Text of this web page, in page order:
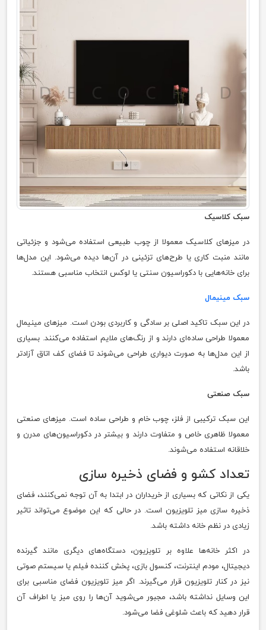
سبک کلاسیک
در میزهای کلاسیک معمولا از چوب طبیعی استفاده می‌شود و جزئیاتی
مانند منبت کاری یا طرح‌های تزئینی در آن‌ها دیده می‌شود. این مدل‌ها
برای خانه‌هایی با دکوراسیون سنتی یا لوکس انتخاب مناسبی هستند.
سبک مینیمال
در این سبک تاکید اصلی بر سادگی و کاربردی بودن است. میزهای مینیمال
معمولا طراحی ساده‌ای دارند و از رنگ‌های ملایم استفاده می‌کنند. بسیاری
از این مدل‌ها به صورت دیواری طراحی می‌شوند تا فضای کف اتاق آزادتر
باشد.
سبک صنعتی
این سبک ترکیبی از فلز، چوب خام و طراحی ساده است. میزهای صنعتی
معمولا ظاهری خاص و متفاوت دارند و بیشتر در دکوراسیون‌های مدرن و
خلاقانه استفاده می‌شوند.
تعداد کشو و فضای ذخیره سازی
یکی از نکاتی که بسیاری از خریداران در ابتدا به آن توجه نمی‌کنند، فضای
ذخیره سازی میز تلویزیون است. در حالی که این موضوع می‌تواند تاثیر
زیادی در نظم خانه داشته باشد.
در اکثر خانه‌ها علاوه بر تلویزیون، دستگاه‌های دیگری مانند گیرنده
دیجیتال، مودم اینترنت، کنسول بازی، پخش کننده فیلم یا سیستم صوتی
نیز در کنار تلویزیون قرار می‌گیرند. اگر میز تلویزیون فضای مناسبی برای
این وسایل نداشته باشد، مجبور می‌شوید آن‌ها را روی میز یا اطراف آن
قرار دهید که باعث شلوغی فضا می‌شود.